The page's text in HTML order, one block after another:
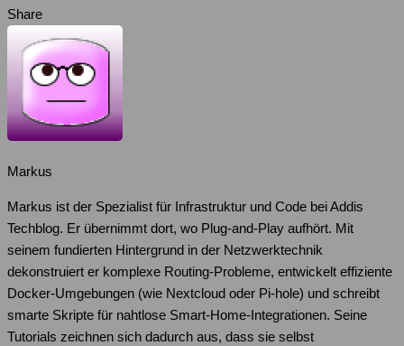
Share
Markus
Markus ist der Spezialist für Infrastruktur und Code bei Addis
Techblog. Er übernimmt dort, wo Plug-and-Play aufhört. Mit
seinem fundierten Hintergrund in der Netzwerktechnik
dekonstruiert er komplexe Routing-Probleme, entwickelt effiziente
Docker-Umgebungen (wie Nextcloud oder Pi-hole) und schreibt
smarte Skripte für nahtlose Smart-Home-Integrationen. Seine
Tutorials zeichnen sich dadurch aus, dass sie selbst